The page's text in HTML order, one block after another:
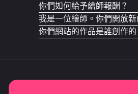
你們如何給予繪師報酬？
我是一位繪師。你們開放新
你們網站的作品是誰創作的